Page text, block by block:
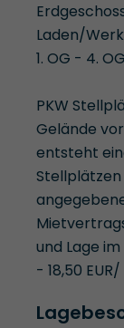
Laden/
1. OG - 4.
PKW
Gelände
entsteht
Stellplätzen
und Lage
- 18,50